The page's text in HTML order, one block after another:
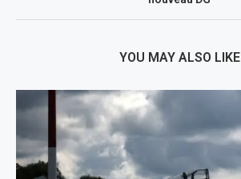
YOU MAY ALSO LIKE